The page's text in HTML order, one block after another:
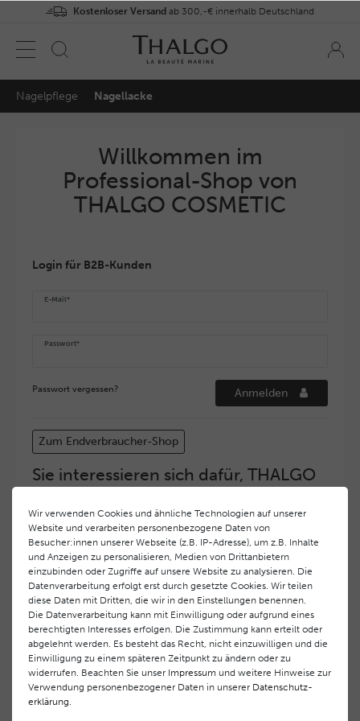
Kostenloser Versand ab 300,-€ innerhalb Deutschland
Nagelpflege Nagellacke
Willkommen im
Professional-Shop von
THALGO COSMETIC
Login für B2B-Kunden
E-Mail*
Passwort*
Passwort vergessen? Anmelden
Zum Endverbraucher-Shop
Sie interessieren sich dafür, THALGO
COSMETIC Partner und Depositär zu
werden?
Hohe Servicequalität und ein exzellentes Markenimage
haben bei
THALGO COSMETIC oberste Priorität.
Anspruchsvollen Endverbrauchern möchten wir ein
hohes Qualitätsniveau und gleichzeitig eine
überdurchschnittliche Behandlungs- und Serviceleistung
gewährleisten. Deshalb haben wir ein selektives
Vertriebssystem eingeführt. THALGO COSMETICPartner
werden auf diese Weise wirtschaftlich unterstützt,
während Endverbrauchern eine stets gleichbleibend hohe
Dienstleistungsqualität und ein innovatives Produkt- und
Behandlungsprogramm geboten wird.
Wir verwenden Cookies und ähnliche Technologien auf unserer
Website und verarbeiten personenbezogene Daten von
Besucher:innen unserer Webseite (z.B. IP-Adresse), um z.B. Inhalte
und Anzeigen zu personalisieren, Medien von Drittanbietern
einzubinden oder Zugriffe auf unsere Website zu analysieren. Die
Datenverarbeitung erfolgt erst durch gesetzte Cookies. Wir teilen
diese Daten mit Dritten, die wir in den Einstellungen benennen.
Die Datenverarbeitung kann mit Einwilligung oder aufgrund eines
berechtigten Interesses erfolgen. Die Zustimmung kann erteilt oder
abgelehnt werden. Es besteht das Recht, nicht einzuwilligen und die
Einwilligung zu einem späteren Zeitpunkt zu ändern oder zu
widerrufen. Beachten Sie unser Impressum und weitere Hinweise zur
Verwendung personenbezogener Daten in unserer Daten­schutz­
erklärung.